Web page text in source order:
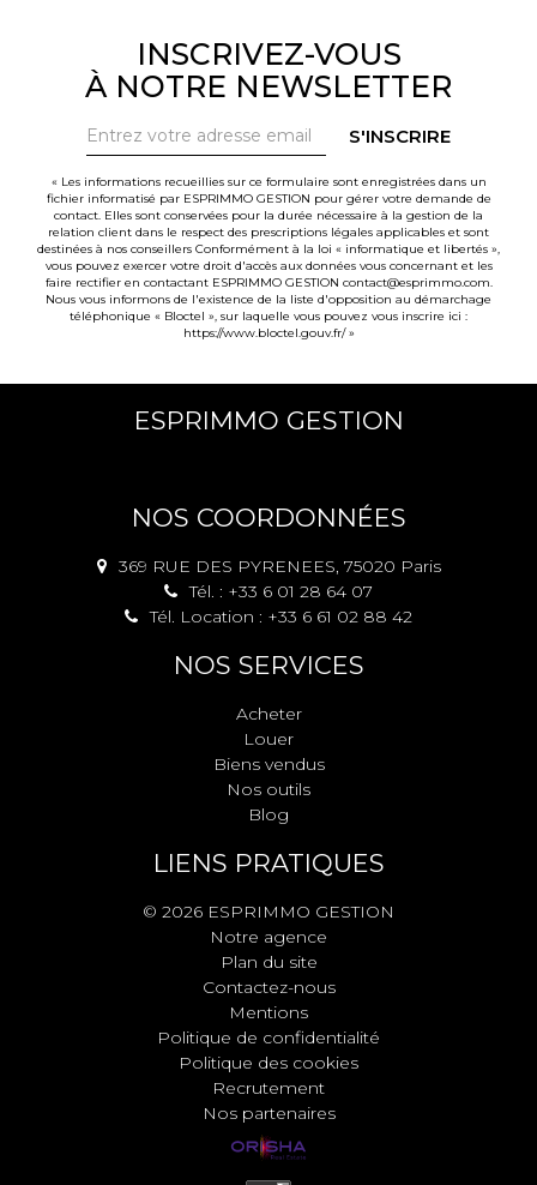
INSCRIVEZ-VOUS
À NOTRE NEWSLETTER
S'INSCRIRE
« Les informations recueillies sur ce formulaire sont enregistrées dans un
fichier informatisé par ESPRIMMO GESTION pour gérer votre demande de
contact. Elles sont conservées pour la durée nécessaire à la gestion de la
relation client dans le respect des prescriptions légales applicables et sont
destinées à nos conseillers Conformément à la loi « informatique et libertés »,
vous pouvez exercer votre droit d'accès aux données vous concernant et les
faire rectifier en contactant ESPRIMMO GESTION contact@esprimmo.com.
Nous vous informons de l'existence de la liste d'opposition au démarchage
téléphonique « Bloctel », sur laquelle vous pouvez vous inscrire ici :
https://www.bloctel.gouv.fr/»
ESPRIMMO GESTION
NOS COORDONNÉES
369 RUE DES PYRENEES, 75020 Paris
Tél. : +33 6 01 28 64 07
Tél. Location : +33 6 61 02 88 42
NOS SERVICES
Acheter
Louer
Biens vendus
Nos outils
Blog
LIENS PRATIQUES
© 2026 ESPRIMMO GESTION
Notre agence
Plan du site
Contactez-nous
Mentions
Politique de confidentialité
Politique des cookies
Recrutement
Nos partenaires